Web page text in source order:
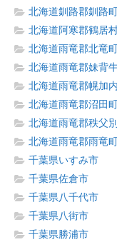
北海道釧路郡釧路町
北海道阿寒郡鶴居
北海道雨竜郡北竜町
北海道雨竜郡妹背牛
北海道雨竜郡幌加内
北海道雨竜郡沼田町
北海道雨竜郡秩父別
北海道雨竜郡雨竜町
千葉県いすみ市
千葉県佐倉市
千葉県八千代市
千葉県八街市
千葉県勝浦市